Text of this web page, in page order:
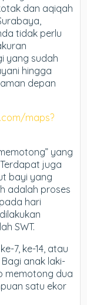
dan aqiqah
tidak perlu
yang sudah
hingga
depan
maps?
yang
juga
bayi yang
adalah proses
hari
SWT.
7, ke-14, atau
anak laki-
memotong dua
satu ekor